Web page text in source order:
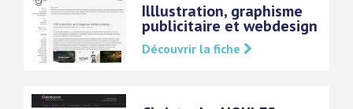
Illlustration, graphisme
publicitaire et webdesign
Découvrir la fiche